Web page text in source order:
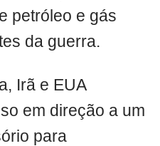
petróleo e gás
da guerra.
Irã e EUA
em direção a um
para